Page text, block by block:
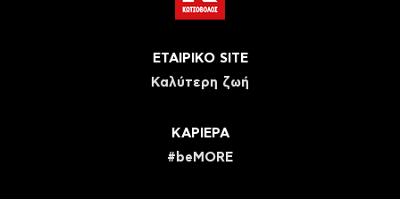
ΕΤΑΙΡΙΚΟ SITE
Καλύτερη ζωή
ΚΑΡΙΕΡΑ
#beMORE